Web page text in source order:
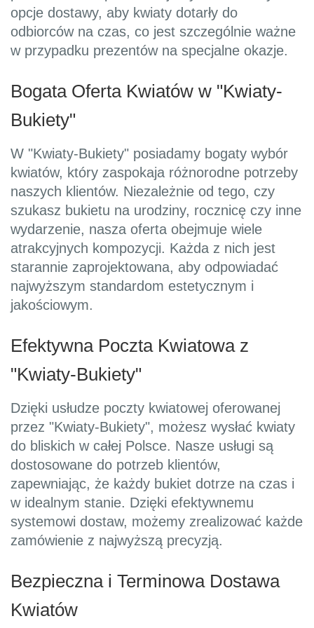
opcje dostawy, aby kwiaty dotarły do
odbiorców na czas, co jest szczególnie ważne
w przypadku prezentów na specjalne okazje.
Bogata Oferta Kwiatów w "Kwiaty-
Bukiety"
W "Kwiaty-Bukiety" posiadamy bogaty wybór
kwiatów, który zaspokaja różnorodne potrzeby
naszych klientów. Niezależnie od tego, czy
szukasz bukietu na urodziny, rocznicę czy inne
wydarzenie, nasza oferta obejmuje wiele
atrakcyjnych kompozycji. Każda z nich jest
starannie zaprojektowana, aby odpowiadać
najwyższym standardom estetycznym i
jakościowym.
Efektywna Poczta Kwiatowa z
"Kwiaty-Bukiety"
Dzięki usłudze poczty kwiatowej oferowanej
przez "Kwiaty-Bukiety", możesz wysłać kwiaty
do bliskich w całej Polsce. Nasze usługi są
dostosowane do potrzeb klientów,
zapewniając, że każdy bukiet dotrze na czas i
w idealnym stanie. Dzięki efektywnemu
systemowi dostaw, możemy zrealizować każde
zamówienie z najwyższą precyzją.
Bezpieczna i Terminowa Dostawa
Kwiatów